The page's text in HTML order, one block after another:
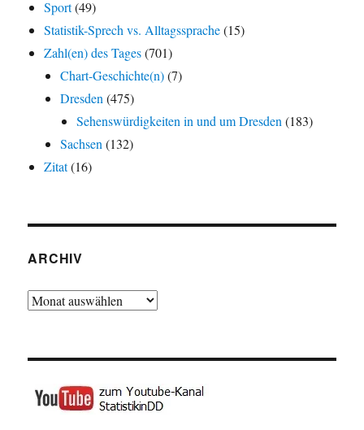
Sport(49)
Statistik-Sprech vs. Alltagssprache(15)
Zahl(en) des Tages(701)
Chart-Geschichte(n)(7)
Dresden (475)
Sehenswürdigkeiten in und um Dresden (183)
Sachsen (132)
Zitat(16)
ARCHIV
Archiv